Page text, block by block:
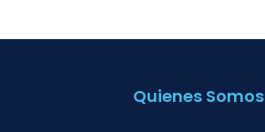
Quienes Somos